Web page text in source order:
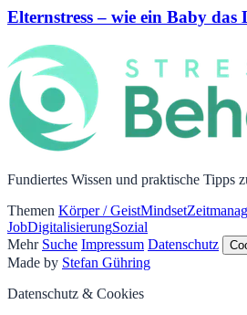
Elternstress – wie ein Baby das
Fundiertes Wissen und praktische Tipps
Themen Körper / GeistMindset
JobDigitalisierungSozial
Mehr Suche Impressum Datenschutz
Made by Stefan Gühring
Datenschutz & Cookies